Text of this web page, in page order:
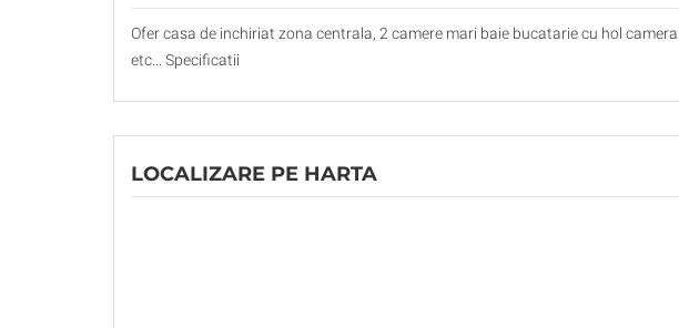
Ofer casa de inchiriat zona centrala, 2 camere mari baie bucatarie cu hol
etc... Specificatii
LOCALIZARE PE HARTA